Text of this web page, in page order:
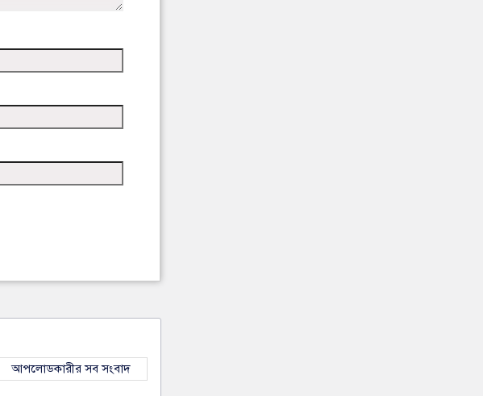
আপলোডকারীর সব সংবাদ